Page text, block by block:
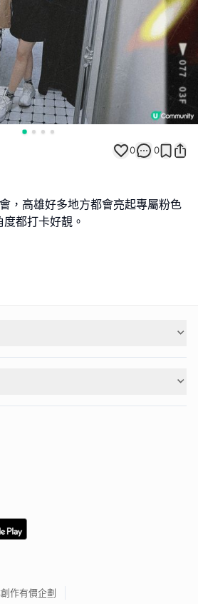
0 0
，高雄好多地方都會亮起專屬粉色
作有價企劃